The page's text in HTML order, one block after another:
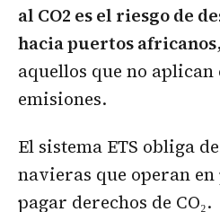
al CO2 es el riesgo de
hacia puertos africanos
aquellos que no aplican
emisiones.
El sistema ETS obliga
navieras que operan
pagar derechos de CO₂.